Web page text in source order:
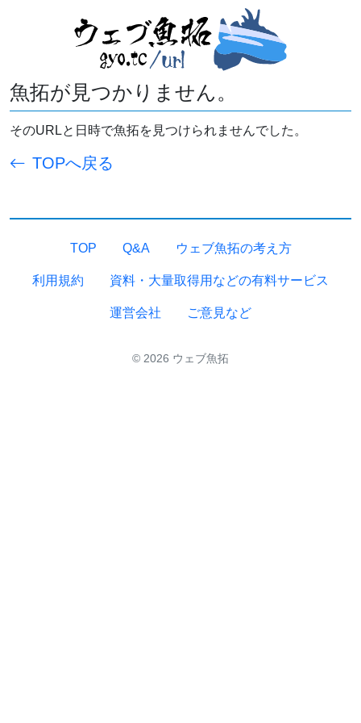
魚拓が見つかりません。
そのURLと日時で魚拓を見つけられませんでした。
TOPへ戻る
TOP Q&A ウェブ魚拓の考え方
利用規約 資料・大量取得用などの有料サービス
運営会社 ご意見など
© 2026 ウェブ魚拓